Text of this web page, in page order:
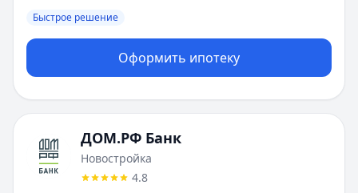
Быстрое решение
Оформить ипотеку
ДОМ.РФ Банк
Новостройка
4.8